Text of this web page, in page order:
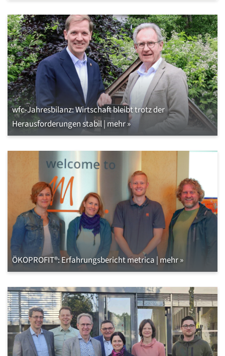
wfc-Jahresbilanz: Wirtschaft bleibt trotz der
Herausforderungen stabil | mehr »
ÖKOPROFIT®: Erfahrungsbericht metrica | mehr »